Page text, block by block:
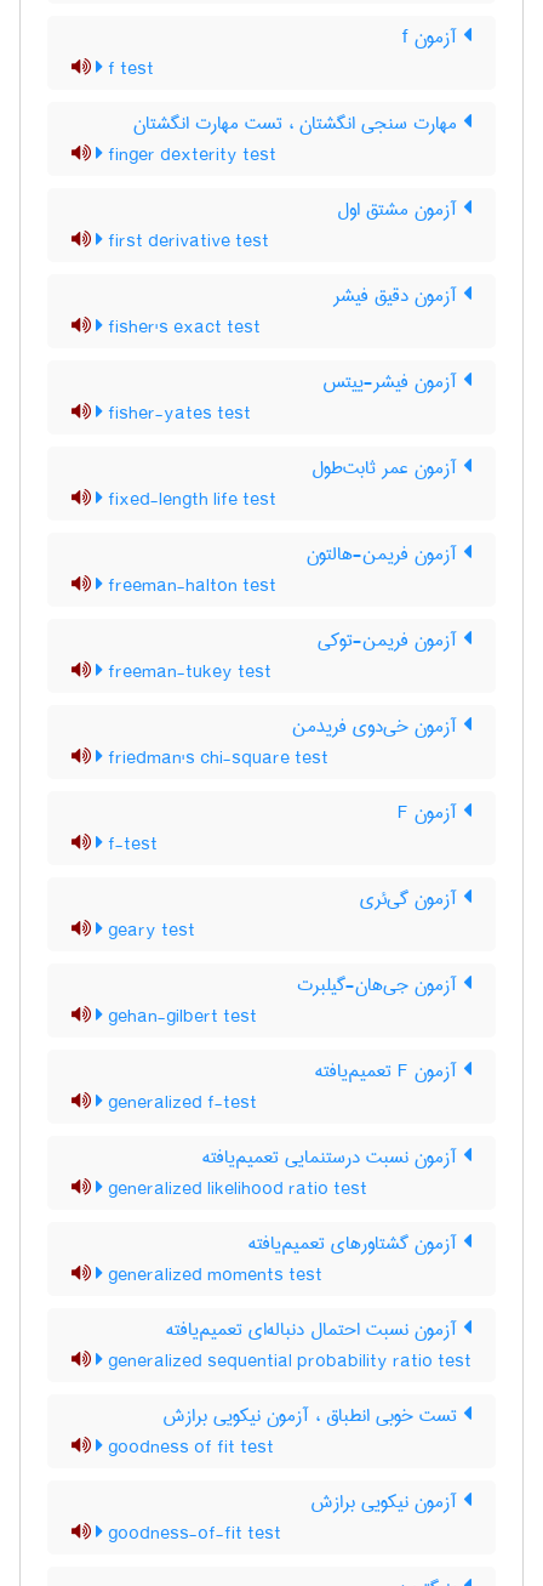
آزمون f
f test
مهارت سنجی انگشتان ، تست مهارت انگشتان
finger dexterity test
آزمون مشتق اول
first derivative test
آزمون دقیق فیشر
fisher's exact test
آزمون فیشر-ییتس
fisher-yates test
آزمون عمر ثابت‌طول
fixed-length life test
آزمون فریمن-هالتون
freeman-halton test
آزمون فریمن-توکی
freeman-tukey test
آزمون خی‌دوی فریدمن
friedman's chi-square test
آزمون F
f-test
آزمون گی‌ئری
geary test
آزمون جی‌هان-گیلبرت
gehan-gilbert test
آزمون F تعمیم‌یافته
generalized f-test
آزمون نسبت درستنمایی تعمیم‌یافته
generalized likelihood ratio test
آزمون گشتاورهای تعمیم‌یافته
generalized moments test
آزمون نسبت احتمال دنباله‌ای تعمیم‌یافته
generalized sequential probability ratio test
تست خوبی انطباق ، آزمون نیکویی برازش
goodness of fit test
آزمون نیکویی برازش
goodness-of-fit test